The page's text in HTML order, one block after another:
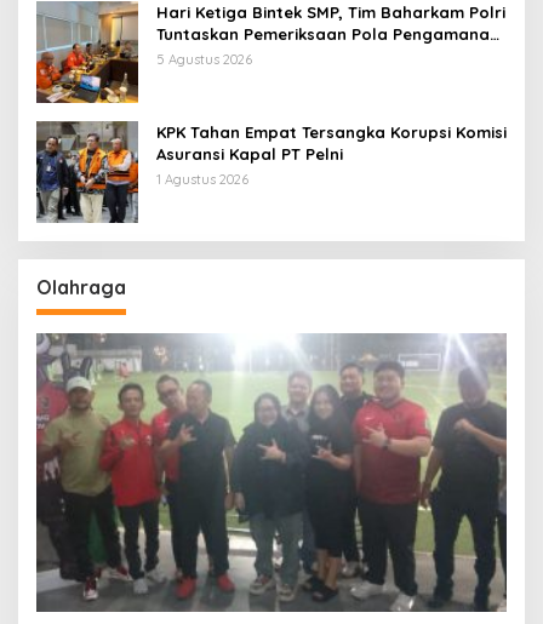
Hari Ketiga Bintek SMP, Tim Baharkam Polri
Tuntaskan Pemeriksaan Pola Pengamanan
Pertamina Patra Niaga Jabar
5 Agustus 2026
KPK Tahan Empat Tersangka Korupsi Komisi
Asuransi Kapal PT Pelni
1 Agustus 2026
Olahraga